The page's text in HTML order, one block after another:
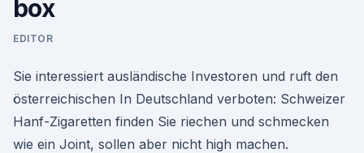
box
EDITOR
Sie interessiert ausländische Investoren und ruft den
österreichischen In Deutschland verboten: Schweizer
Hanf-Zigaretten finden Sie riechen und schmecken
wie ein Joint, sollen aber nicht high machen.